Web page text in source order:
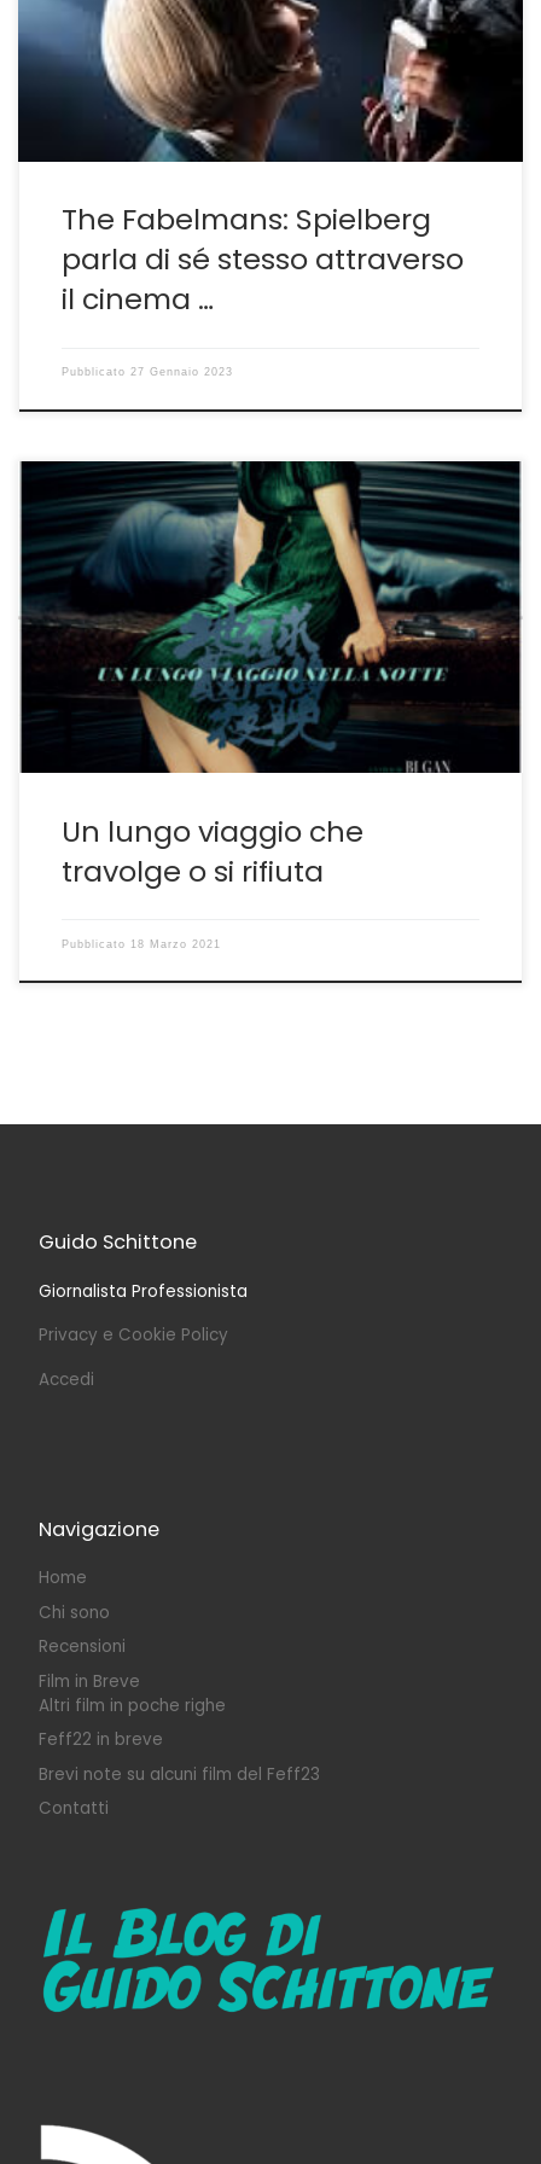
questioni. Parla del proprio io attraverso la lente della
cinepresa, ripercorrendo, come nelle migliori tradizioni, i
momenti iniziali di una passione destinata a diventare
non parte […]
The Fabelmans: Spielberg
parla di sé stesso attraverso
il cinema …
Pubblicato 27 Gennaio 2023
I ricordi sono sempre bagnati di lacrime Esistono
parecchi motivi per vedere Un Lungo Viaggio Nella
Notte dell’enfant prodige della cinematografia cinese
Bi Gan come ne esistono altri, ugualmente validi, per
cestinarlo. Perché se da un lato il film che nella
titolazione in lingua inglese riprende il titolo Long Day’s
Un lungo viaggio che
travolge o si rifiuta
Pubblicato 18 Marzo 2021
Guido Schittone
Giornalista Professionista
Privacy e Cookie Policy
Accedi
Navigazione
Home
Chi sono
Recensioni
Film in Breve
Altri film in poche righe
Feff22 in breve
Brevi note su alcuni film del Feff23
Contatti